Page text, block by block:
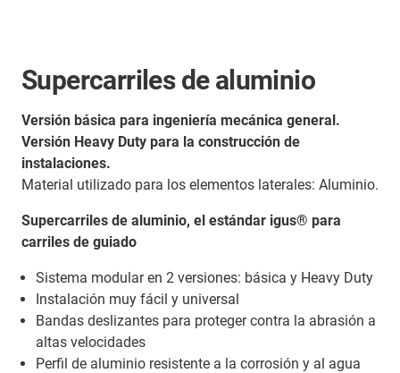
Supercarriles de aluminio
Versión básica para ingeniería mecánica general.
Versión Heavy Duty para la construcción de
instalaciones.
Material utilizado para los elementos laterales: Aluminio.
Supercarriles de aluminio, el estándar igus® para
carriles de guiado
Sistema modular en 2 versiones: básica y Heavy Duty
Instalación muy fácil y universal
Bandas deslizantes para proteger contra la abrasión a
altas velocidades
Perfil de aluminio resistente a la corrosión y al agua